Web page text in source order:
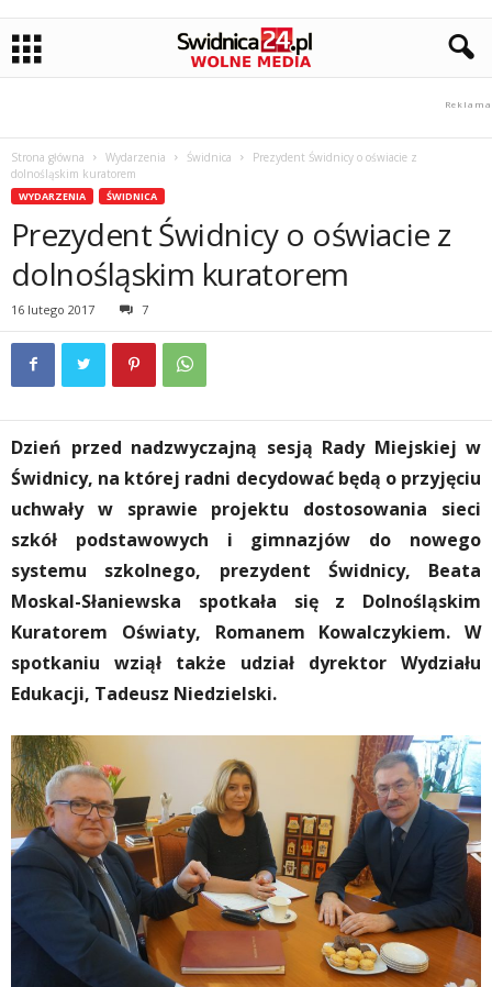
Strona główna Wydarzenia Świdnica
Prezydent Świdnicy o oświacie z
dolnośląskim kuratorem
WYDARZENIA ŚWIDNICA
Prezydent Świdnicy o oświacie z
dolnośląskim kuratorem
16 lutego 2017 7
Dzień przed nadzwyczajną sesją Rady Miejskiej w
Świdnicy, na której radni decydować będą o przyjęciu
uchwały w sprawie projektu dostosowania sieci
szkół podstawowych i gimnazjów do nowego
systemu szkolnego, prezydent Świdnicy, Beata
Moskal-Słaniewska spotkała się z Dolnośląskim
Kuratorem Oświaty, Romanem Kowalczykiem. W
spotkaniu wziął także udział dyrektor Wydziału
Edukacji, Tadeusz Niedzielski.